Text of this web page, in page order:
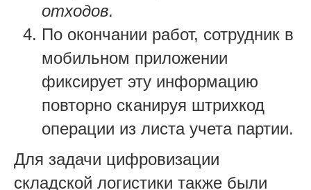
отходов.
По окончании работ, сотрудник в
мобильном приложении
фиксирует эту информацию
повторно сканируя штрихкод
операции из листа учета партии.
Для задачи цифровизации
складской логистики также были